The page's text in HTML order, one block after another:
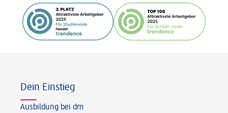
Dein Einstieg
Ausbildung bei dm